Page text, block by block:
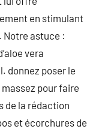
en stimulant
Notre astuce :
vera
donnez poser le
pour faire
de la rédaction
et écorchures de